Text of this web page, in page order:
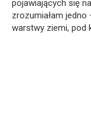
pojawiających się
zrozumiałam
warstwy ziemi, pod